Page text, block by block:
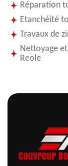
Réparation
Etanchéité
Travaux de
Nettoyage
Reole